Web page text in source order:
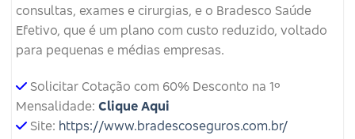
consultas, exames e cirurgias, e o Bradesco Saúde
Efetivo, que é um plano com custo reduzido, voltado
para pequenas e médias empresas.
Solicitar Cotação com 60% Desconto na 1º
Mensalidade: Clique Aqui
Site: https://www.bradescoseguros.com.br/